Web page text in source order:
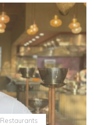
Restaurants